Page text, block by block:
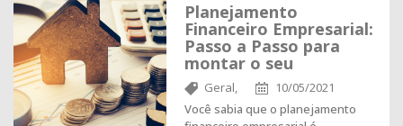
Planejamento
Financeiro Empresarial:
Passo a Passo para
montar o seu
Geral,
10/05/2021
Você sabia que o planejamento